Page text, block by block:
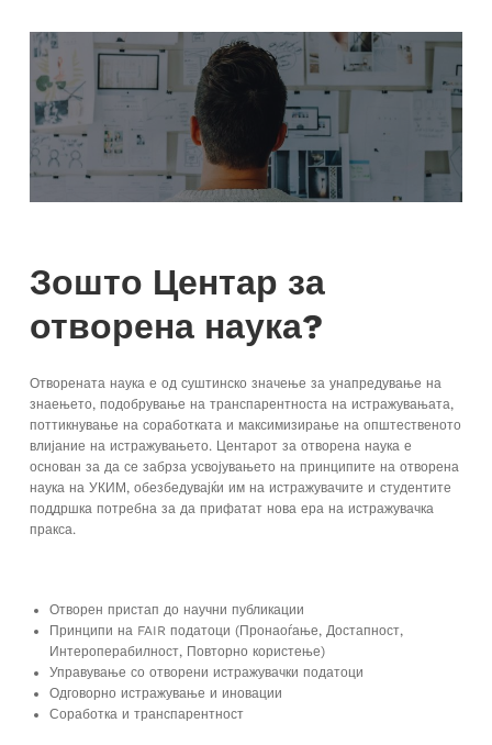
Зошто Центар за
отворена наука?
Отворената наука е од суштинско значење за унапредување на
знаењето, подобрување на транспарентноста на истражувањата,
поттикнување на соработката и максимизирање на општественото
влијание на истражувањето. Центарот за отворена наука е
основан за да се забрза усвојувањето на принципите на отворена
наука на УКИМ, обезбедувајќи им на истражувачите и студентите
поддршка потребна за да прифатат нова ера на истражувачка
пракса.
Отворен пристап до научни публикации
Принципи на FAIR податоци (Пронаоѓање, Достапност,
Интероперабилност, Повторно користење)
Управување со отворени истражувачки податоци
Одговорно истражување и иновации
Соработка и транспарентност